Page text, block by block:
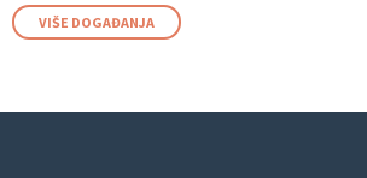
VIŠE DOGAĐANJA